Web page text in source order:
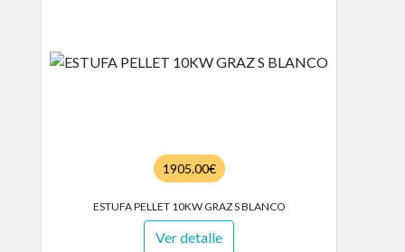
1905.00€
ESTUFA PELLET 10KW GRAZ S BLANCO
Ver detalle